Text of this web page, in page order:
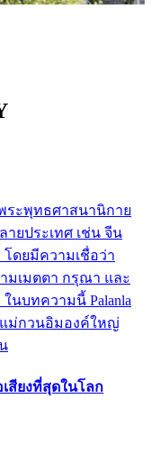
ระพุทธศาสนานิกาย
ยประเทศ เช่น จีน
ดยมีความเชื่อว่า
เมตตา กรุณา และ
นบทความนี้ Palanla
แม่กวนอิมองค์ใหญ่
สียงที่สุดในโลก